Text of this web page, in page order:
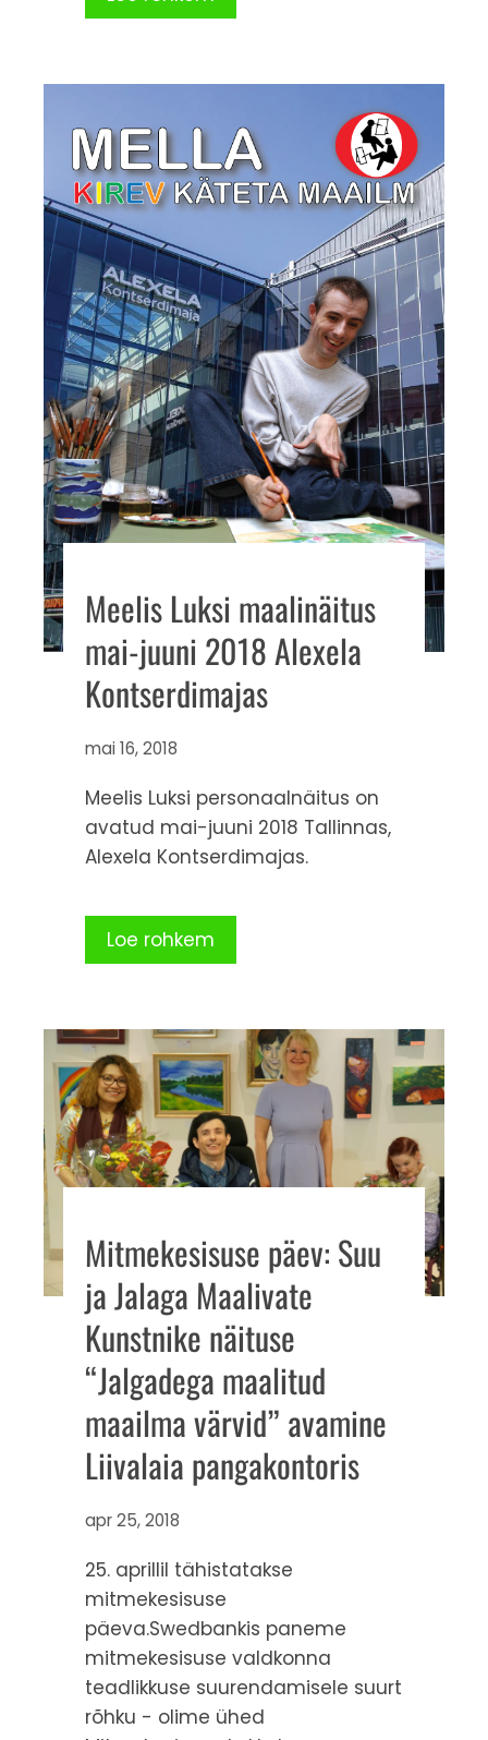
Meelis Luksi maalinäitus
mai-juuni 2018 Alexela
Kontserdimajas
mai 16, 2018
Meelis Luksi personaalnäitus on
avatud mai-juuni 2018 Tallinnas,
Alexela Kontserdimajas.
Loe rohkem
Mitmekesisuse päev: Suu
ja Jalaga Maalivate
Kunstnike näituse
“Jalgadega maalitud
maailma värvid” avamine
Liivalaia pangakontoris
apr 25, 2018
25. aprillil tähistatakse
mitmekesisuse
päeva.Swedbankis paneme
mitmekesisuse valdkonna
teadlikkuse suurendamisele suurt
rõhku - olime ühed